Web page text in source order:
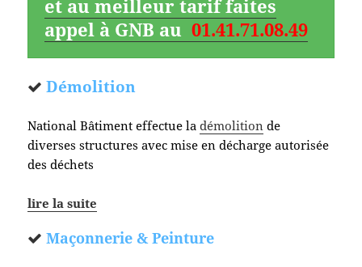
et au meilleur tarif faites
appel à GNB au01.41.71.08.49
Démolition
National Bâtiment effectue ladémolition de
diverses structures avec mise en décharge autorisée
des déchets
lire la suite
Maçonnerie & Peinture